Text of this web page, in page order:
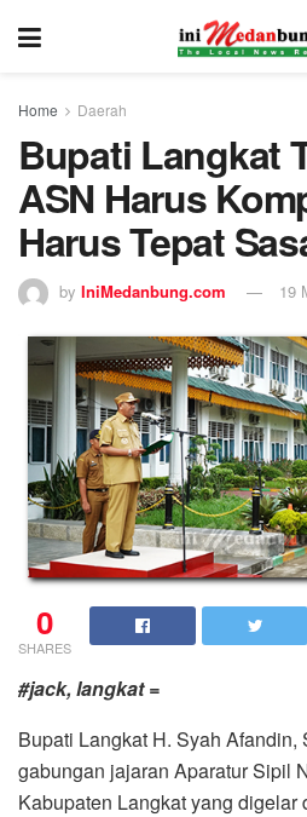
Home Daerah
Bupati Langkat
ASN Harus
Harus Tepat
by IniMedanbung.com 19
0
SHARES
#jack, langkat =
Bupati Langkat H. Syah Afandin,
gabungan jajaran Aparatur Sipil
Kabupaten Langkat yang digelar